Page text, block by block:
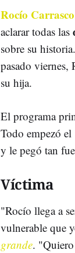
Rocío Carrasco
aclarar todas las
sobre su
pasado viernes,
su hija.
El programa
Todo empezó
y le pegó tan
Víctima
"Rocío llega a
vulnerable que
grande. "Quiero